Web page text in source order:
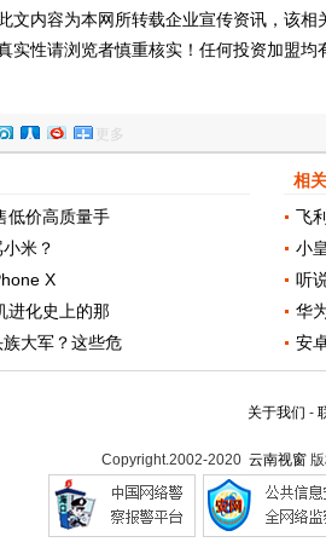
文内容为本网所转载企业宣传资讯，该
实性请浏览者慎重核实！任何投资加盟均
更多
低价高质量手
米？
X
进化史上的那
大军？这些危
相
飞
小
听
华
安
关于我们 -
Copyright.2002-2020 云南视窗版